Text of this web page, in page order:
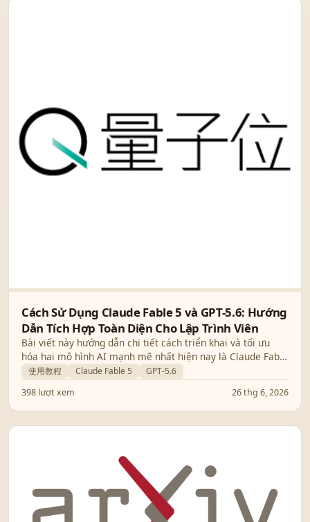
Cách Sử Dụng Claude Fable 5 và GPT-5.6: Hướng
Dẫn Tích Hợp Toàn Diện Cho Lập Trình Viên
Bài viết này hướng dẫn chi tiết cách triển khai và tối ưu
hóa hai mô hình AI mạnh mẽ nhất hiện nay là Claude Fable
5 và GPT-5.6 vào quy trình làm việc của bạn.
使用教程 Claude Fable 5
GPT-5.6
398 lượt xem
26 thg 6, 2026